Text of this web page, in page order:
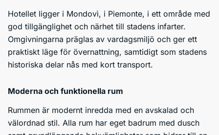
Hotellet ligger i Mondovì, i Piemonte, i ett område med
god tillgänglighet och närhet till stadens infarter.
Omgivningarna präglas av vardagsmiljö och ger ett
praktiskt läge för övernattning, samtidigt som stadens
historiska delar nås med kort transport.
Moderna och funktionella rum
Rummen är modernt inredda med en avskalad och
välordnad stil. Alla rum har eget badrum med dusch